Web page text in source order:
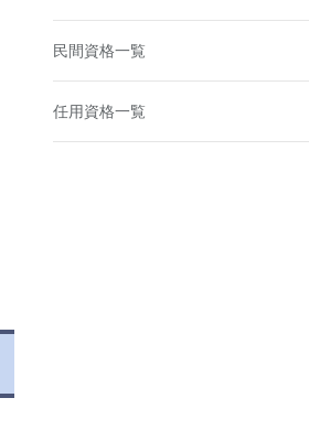
民間資格一覧
任用資格一覧